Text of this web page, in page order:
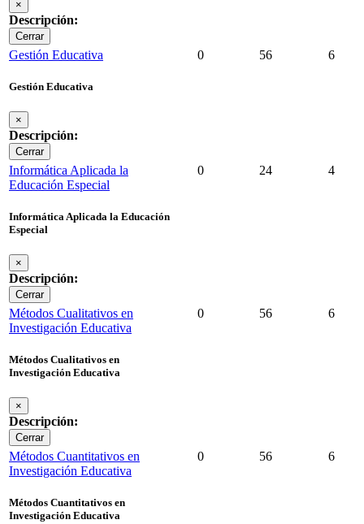
×
Descripción:
Cerrar
Gestión Educativa
Gestión Educativa
×
Descripción:
Cerrar
0 56 6
Informática Aplicada la
Educación Especial
Informática Aplicada la Educación
Especial
×
Descripción:
Cerrar
0 24 4
Métodos Cualitativos en
Investigación Educativa
Métodos Cualitativos en
Investigación Educativa
×
Descripción:
Cerrar
0 56 6
Métodos Cuantitativos en
Investigación Educativa
Métodos Cuantitativos en
Investigación Educativa
0 56 6